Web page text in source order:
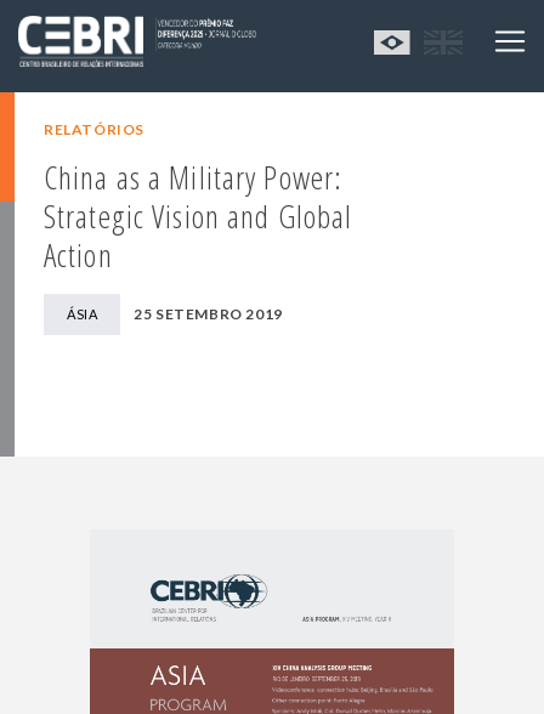
RELATÓRIOS
China as a Military Power:
Strategic Vision and Global
Action
ÁSIA 25 SETEMBRO 2019